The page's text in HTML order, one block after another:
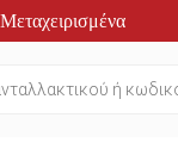
Μεταχειρισμένα